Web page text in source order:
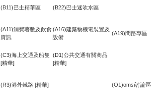
(B11)巴士精華區 (B22)巴士迷吹水區
(A11)消費著數及飲食
資訊
(A16)建築物機電裝置及
設備
(A19)問路專區
(C3)海上交通及船隻
[精華]
(D1)公共交通有關商品
[精華]
(R3)港外鐵路 [精華] (O1)omsi討論區